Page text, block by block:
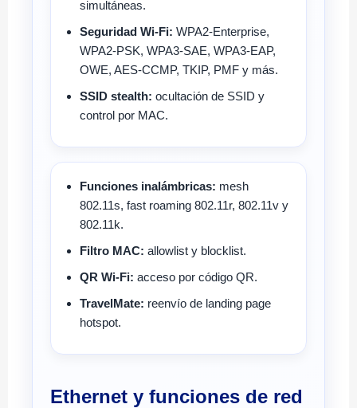
simultáneas.
Seguridad Wi-Fi: WPA2-Enterprise,
WPA2-PSK, WPA3-SAE, WPA3-EAP,
OWE, AES-CCMP, TKIP, PMF y más.
SSID stealth: ocultación de SSID y
control por MAC.
Funciones inalámbricas: mesh
802.11s, fast roaming 802.11r, 802.11v y
802.11k.
Filtro MAC: allowlist y blocklist.
QR Wi-Fi: acceso por código QR.
TravelMate: reenvío de landing page
hotspot.
Ethernet y funciones de red